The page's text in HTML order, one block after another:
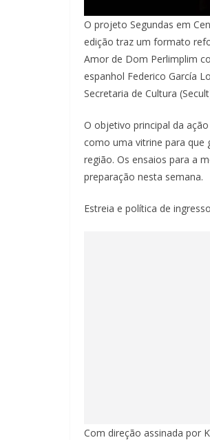
O projeto Segundas em
edição traz um formato
Amor de Dom Perlimplim
espanhol Federico García
Secretaria de Cultura
O objetivo principal da
como uma vitrine para que
região. Os ensaios para a
preparação nesta semana.
Estreia e política de
Com direção assinada por